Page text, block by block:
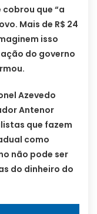
que “a
Mais de R$ 24
isso
do governo
Azevedo
Antenor
que fazem
como
não pode ser
do dinheiro do